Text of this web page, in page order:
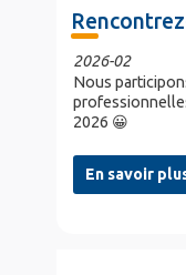
2026-02
Nous
2026 😀
En savoir